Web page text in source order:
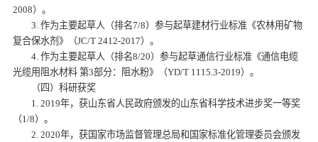
2008）。
3. 作为主要起草人（排名7/8）参与起草建材行业标准《农林用矿物
复合保水剂》（JC/T 2412-2017）。
4. 作为主要起草人（排名8/20）参与起草通信行业标准《通信电缆
光缆用阻水材料 第3部分：阻水粉》（YD/T 1115.3-2019）。
（四）科研获奖
1. 2019年，获山东省人民政府颁发的山东省科学技术进步奖一等奖
（1/8）。
2. 2020年，获国家市场监督管理总局和国家标准化管理委员会颁发